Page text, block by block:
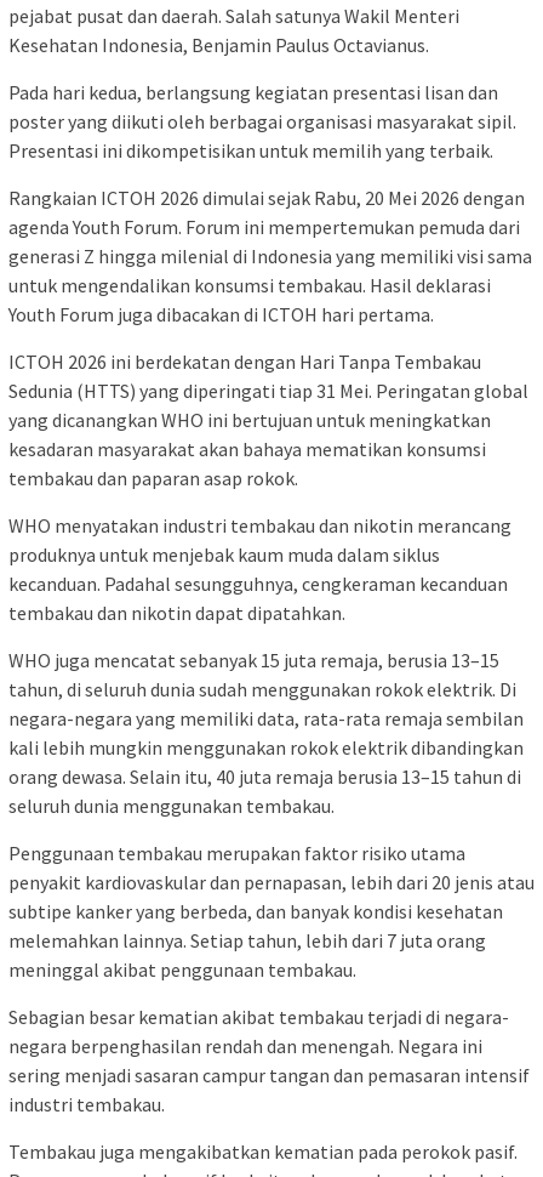
pejabat pusat dan daerah. Salah satunya Wakil Menteri
Kesehatan Indonesia, Benjamin Paulus Octavianus.
Pada hari kedua, berlangsung kegiatan presentasi lisan dan
poster yang diikuti oleh berbagai organisasi masyarakat sipil.
Presentasi ini dikompetisikan untuk memilih yang terbaik.
Rangkaian ICTOH 2026 dimulai sejak Rabu, 20 Mei 2026 dengan
agenda Youth Forum. Forum ini mempertemukan pemuda dari
generasi Z hingga milenial di Indonesia yang memiliki visi sama
untuk mengendalikan konsumsi tembakau. Hasil deklarasi
Youth Forum juga dibacakan di ICTOH hari pertama.
ICTOH 2026 ini berdekatan dengan Hari Tanpa Tembakau
Sedunia (HTTS) yang diperingati tiap 31 Mei. Peringatan global
yang dicanangkan WHO ini bertujuan untuk meningkatkan
kesadaran masyarakat akan bahaya mematikan konsumsi
tembakau dan paparan asap rokok.
WHO menyatakan industri tembakau dan nikotin merancang
produknya untuk menjebak kaum muda dalam siklus
kecanduan. Padahal sesungguhnya, cengkeraman kecanduan
tembakau dan nikotin dapat dipatahkan.
WHO juga mencatat sebanyak 15 juta remaja, berusia 13–15
tahun, di seluruh dunia sudah menggunakan rokok elektrik. Di
negara-negara yang memiliki data, rata-rata remaja sembilan
kali lebih mungkin menggunakan rokok elektrik dibandingkan
orang dewasa. Selain itu, 40 juta remaja berusia 13–15 tahun di
seluruh dunia menggunakan tembakau.
Penggunaan tembakau merupakan faktor risiko utama
penyakit kardiovaskular dan pernapasan, lebih dari 20 jenis atau
subtipe kanker yang berbeda, dan banyak kondisi kesehatan
melemahkan lainnya. Setiap tahun, lebih dari 7 juta orang
meninggal akibat penggunaan tembakau.
Sebagian besar kematian akibat tembakau terjadi di negara-
negara berpenghasilan rendah dan menengah. Negara ini
sering menjadi sasaran campur tangan dan pemasaran intensif
industri tembakau.
Tembakau juga mengakibatkan kematian pada perokok pasif.